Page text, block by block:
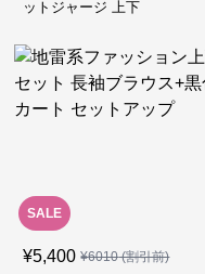
ットジャージ 上下
SALE
¥5,400 ¥6010(割引前)